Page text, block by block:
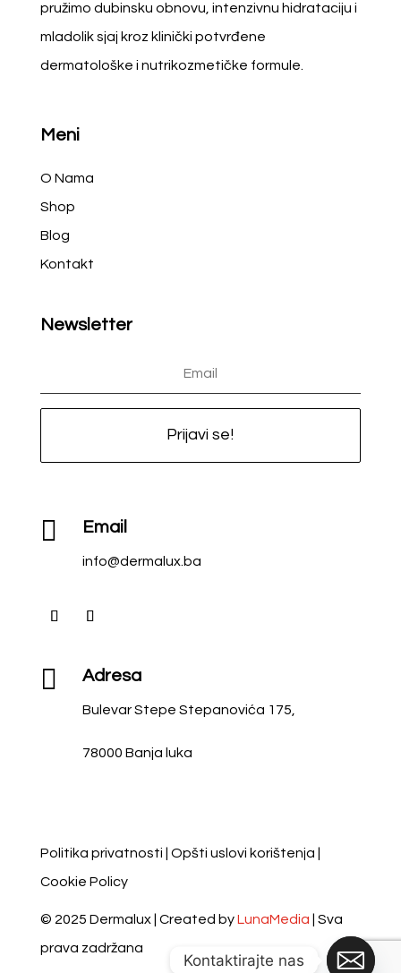
pružimo dubinsku obnovu, intenzivnu hidrataciju i
mladolik sjaj kroz klinički potvrđene
dermatološke i nutrikozmetičke formule.
Meni
O Nama
Shop
Blog
Kontakt
Newsletter
Prijavi se!
 Email
info@dermalux.ba
 Adresa
Bulevar Stepe Stepanovića 175,
78000 Banja luka
Politika privatnosti Opšti uslovi korištenja
Cookie Policy
© 2025 Dermalux | Created byLunaMedia | Sva
prava zadržana
Kontaktirajte nas